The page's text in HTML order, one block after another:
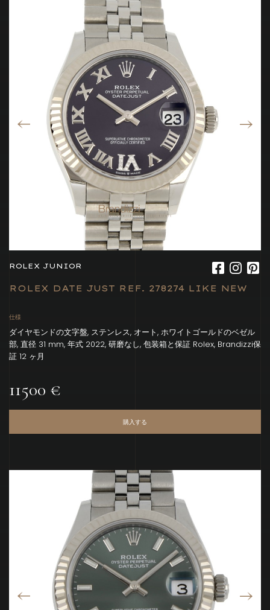
ROLEX JUNIOR
ROLEX DATE JUST REF. 278274 LIKE NEW
仕様
ダイヤモンドの文字盤, ステンレス, オート, ホワイトゴールドのベゼル
部, 直径 31 mm, 年式 2022, 研磨なし, 包装箱と保証 Rolex, Brandizzi保
証 12 ヶ月
11500 €
購入する